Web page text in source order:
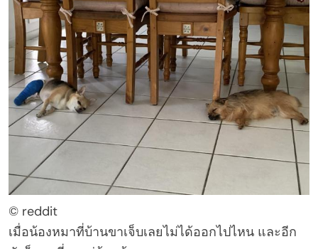
© reddit
เมื่อน้องหมาที่บ้านขาเจ็บเลยไม่ได้ออกไปไหน และอีก